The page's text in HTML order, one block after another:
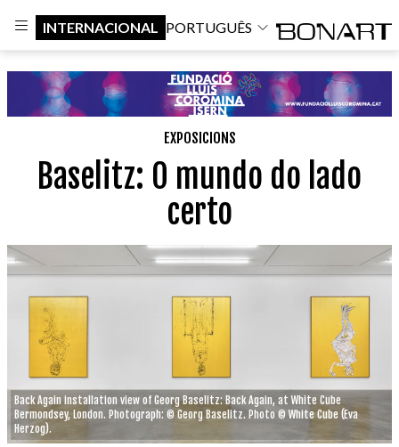
INTERNACIONAL PORTUGUÊS
EXPOSICIONS
Baselitz: O mundo do lado
certo
Back Again installation view of Georg Baselitz: Back Again, at White Cube
Bermondsey, London. Photograph: © Georg Baselitz. Photo © White Cube (Eva
Herzog).